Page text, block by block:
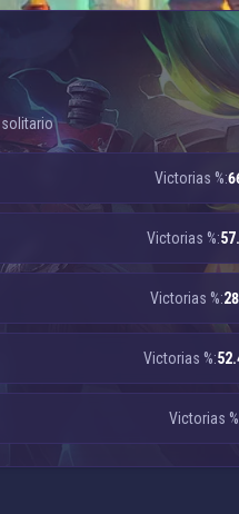
solitario
Victorias %:
Victorias %:
Victorias %:
Victorias %:
Victorias